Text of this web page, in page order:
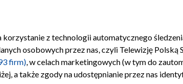
prywatności Moje zgody Pomoc
z technologii automatycznego
osobowych przez nas, czyli Telewizję Polską
firm), w celach marketingowych (w tym do
a także zgody na udostępnianie przez nas